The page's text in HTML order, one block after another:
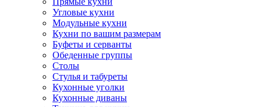
Угловые кухни
Модульные кухни
Кухни по вашим размерам
Буфеты и серванты
Обеденные группы
Столы
Стулья и табуреты
Кухонные уголки
Кухонные диваны